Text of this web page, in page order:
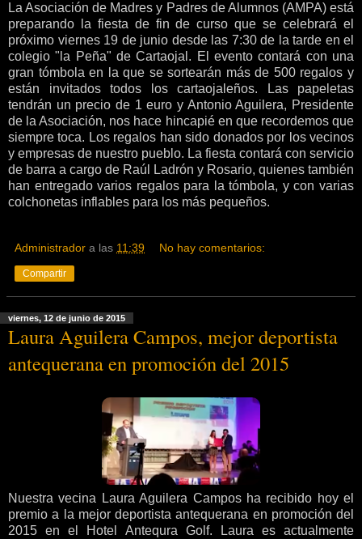
La Asociación de Madres y Padres de Alumnos (AMPA) está
preparando la fiesta de fin de curso que se celebrará el
próximo viernes 19 de junio desde las 7:30 de la tarde en el
colegio "la Peña" de Cartaojal. El evento contará con una
gran tómbola en la que se sortearán más de 500 regalos y
están invitados todos los cartaojaleños. Las papeletas
tendrán un precio de 1 euro y Antonio Aguilera, Presidente
de la Asociación, nos hace hincapié en que recordemos que
siempre toca. Los regalos han sido donados por los vecinos
y empresas de nuestro pueblo. La fiesta contará con servicio
de barra a cargo de Raúl Ladrón y Rosario, quienes también
han entregado varios regalos para la tómbola, y con varias
colchonetas inflables para los más pequeños.
Administrador a las 11:39 No hay comentarios:
Compartir
viernes, 12 de junio de 2015
Laura Aguilera Campos, mejor deportista
antequerana en promoción del 2015
Nuestra vecina Laura Aguilera Campos ha recibido hoy el
premio a la mejor deportista antequerana en promoción del
2015 en el Hotel Antequra Golf. Laura es actualmente